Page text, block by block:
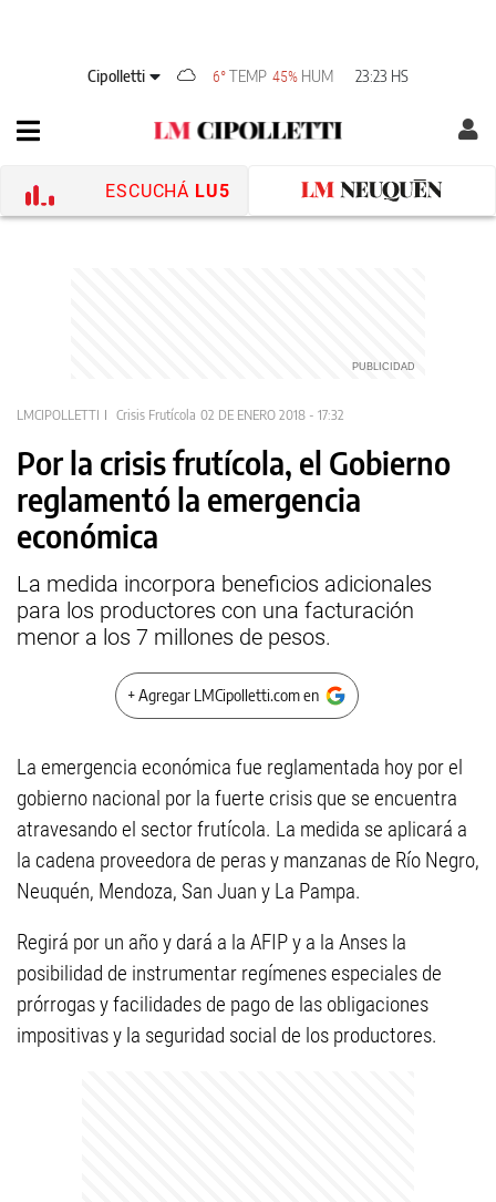
Cipolletti 6° TEMP 45% HUM 23:23 HS
ESCUCHÁ LU5
LMCIPOLLETTI Crisis Frutícola 02 DE ENERO 2018 - 17:32
Por la crisis frutícola, el Gobierno
reglamentó la emergencia
económica
La medida incorpora beneficios adicionales
para los productores con una facturación
menor a los 7 millones de pesos.
+ Agregar LMCipolletti.com en
La emergencia económica fue reglamentada hoy por el
gobierno nacional por la fuerte crisis que se encuentra
atravesando el sector frutícola. La medida se aplicará a
la cadena proveedora de peras y manzanas de Río Negro,
Neuquén, Mendoza, San Juan y La Pampa.
Regirá por un año y dará a la AFIP y a la Anses la
posibilidad de instrumentar regímenes especiales de
prórrogas y facilidades de pago de las obligaciones
impositivas y la seguridad social de los productores.